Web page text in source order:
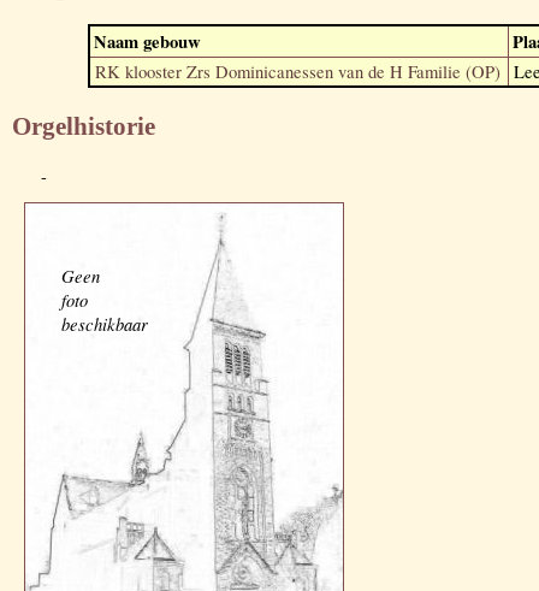
Naam gebouw
RK klooster Zrs Dominicanessen van de H Familie (OP)
Orgelhistorie
-
Geen
foto
beschikbaar